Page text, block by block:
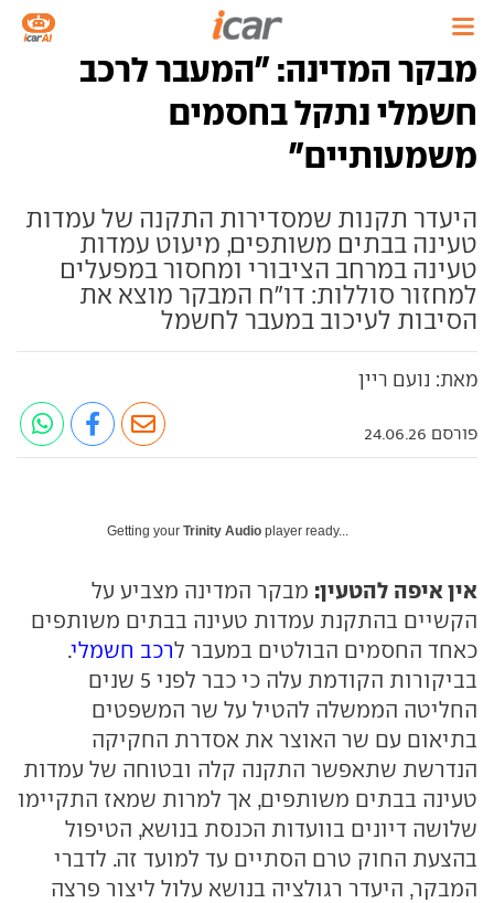
מבקר המדינה: "המעבר לרכב
חשמלי נתקל בחסמים
משמעותיים"
היעדר תקנות שמסדירות התקנה של עמדות
טעינה בבתים משותפים, מיעוט עמדות
טעינה במרחב הציבורי ומחסור במפעלים
למחזור סוללות: דו"ח המבקר מוצא את
הסיבות לעיכוב במעבר לחשמל
מאת: נועם ריין
פורסם 24.06.26
Getting your Trinity Audio player ready...
אין איפה להטעין: מבקר המדינה מצביע על
הקשיים בהתקנת עמדות טעינה בבתים משותפים
כאחד החסמים הבולטים במעבר לרכב חשמלי.
בביקורות הקודמת עלה כי כבר לפני 5 שנים
החליטה הממשלה להטיל על שר המשפטים
בתיאום עם שר האוצר את אסדרת החקיקה
הנדרשת שתאפשר התקנה קלה ובטוחה של עמדות
טעינה בבתים משותפים, אך למרות שמאז התקיימו
שלושה דיונים בוועדות הכנסת בנושא, הטיפול
בהצעת החוק טרם הסתיים עד למועד זה. לדברי
המבקר, היעדר רגולציה בנושא עלול ליצור פרצה